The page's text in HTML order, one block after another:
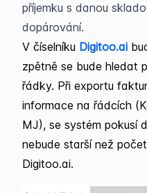
příjemku s danou
dopárování.
V číselníku Digitoo.ai
zpětně se bude hledat
řádky. Při exportu
informace na řádcích
MJ), se systém pokusí
nebude starší než
Digitoo.ai.